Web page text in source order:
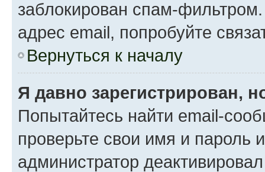
заблокирован спам-
адрес email, попробуйте
Вернуться к началу
Я давно зарегистрирован,
Попытайтесь найти email-
проверьте свои имя и пароль
администратор